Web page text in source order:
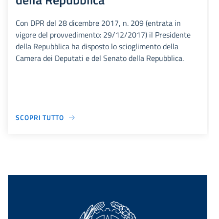
Con DPR del 28 dicembre 2017, n. 209 (entrata in
vigore del provvedimento: 29/12/2017) il Presidente
della Repubblica ha disposto lo scioglimento della
Camera dei Deputati e del Senato della Repubblica.
SCOPRI TUTTO